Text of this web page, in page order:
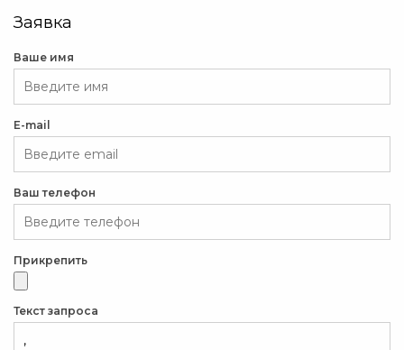
Заявка
Ваше имя
E-mail
Ваш телефон
Прикрепить
Текст запроса